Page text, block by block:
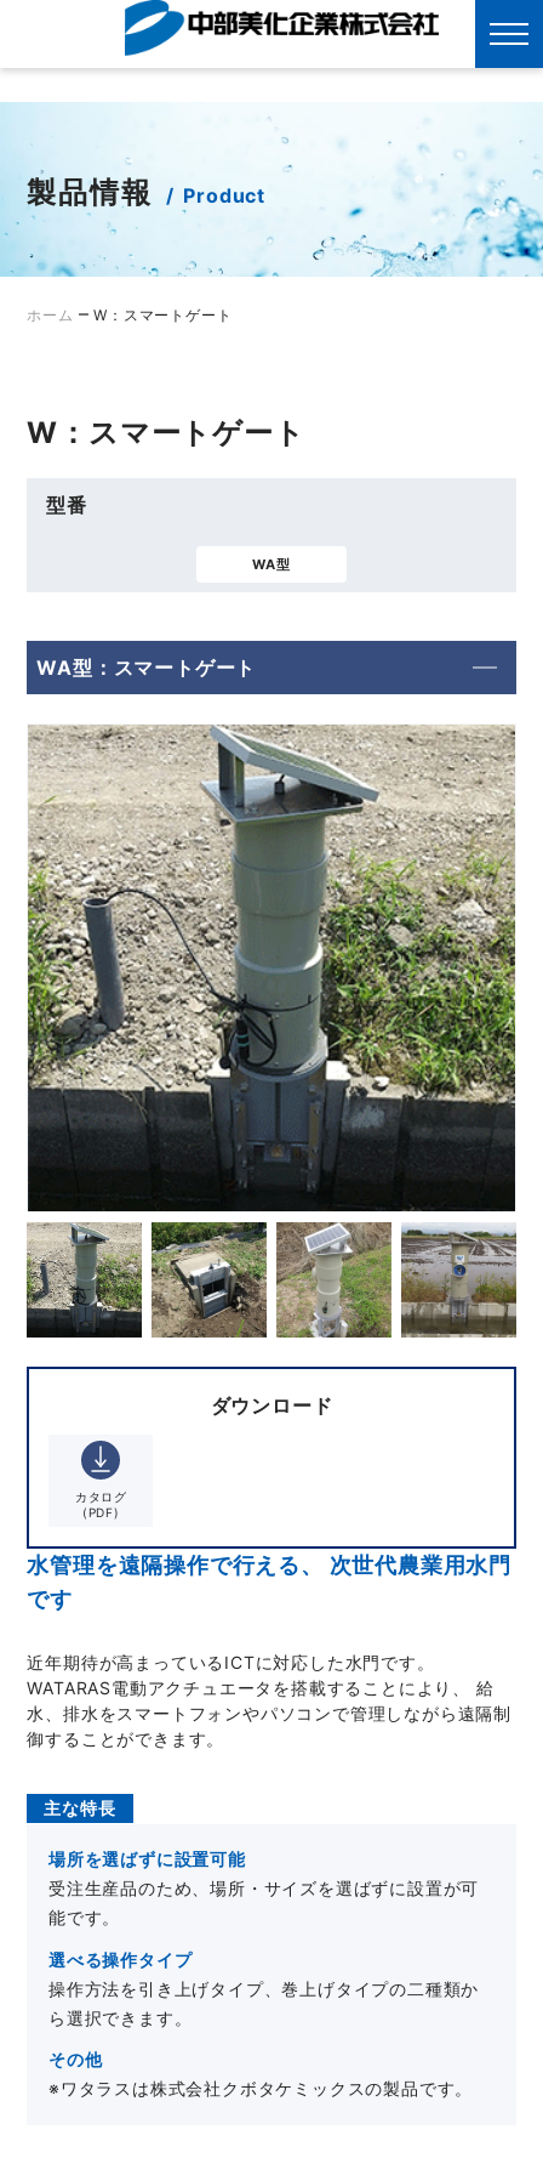
製品情報 Product
ホーム – W：スマートゲート
W：スマートゲート
型番
WA型
WA型：スマートゲート
ダウンロード
カタログ
(PDF)
水管理を遠隔操作で行える、 次世代農業用水門
です
近年期待が高まっているICTに対応した水門です。
WATARAS電動アクチュエータを搭載することにより、 給
水、排水をスマートフォンやパソコンで管理しながら遠隔制
御することができます。
主な特長
場所を選ばずに設置可能
受注生産品のため、場所・サイズを選ばずに設置が可
能です。
選べる操作タイプ
操作方法を引き上げタイプ、巻上げタイプの二種類か
ら選択できます。
その他
※ワタラスは株式会社クボタケミックスの製品です。